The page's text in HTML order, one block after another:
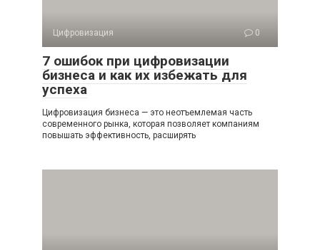
Цифровизация 0
7 ошибок при цифровизации
бизнеса и как их избежать для
успеха
Цифровизация бизнеса — это неотъемлемая часть
современного рынка, которая позволяет компаниям
повышать эффективность, расширять